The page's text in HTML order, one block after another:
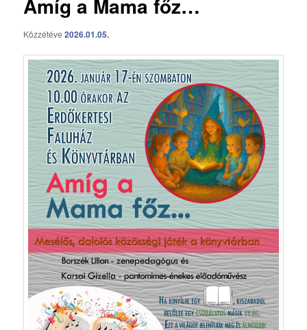
Közzétéve2026.01.05.